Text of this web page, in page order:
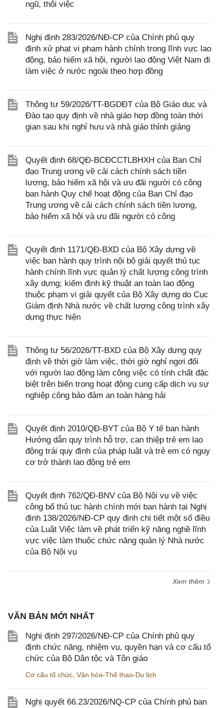
ngũ, thôi việc
Nghị định 283/2026/NĐ-CP của Chính phủ quy
định xử phạt vi phạm hành chính trong lĩnh vực lao
động, bảo hiểm xã hội, người lao động Việt Nam đi
làm việc ở nước ngoài theo hợp đồng
Thông tư 59/2026/TT-BGDĐT của Bộ Giáo dục và
Đào tạo quy định về nhà giáo hợp đồng toàn thời
gian sau khi nghỉ hưu và nhà giáo thỉnh giảng
Quyết định 68/QĐ-BCĐCCTLBHXH của Ban Chỉ
đạo Trung ương về cải cách chính sách tiền
lương, bảo hiểm xã hội và ưu đãi người có công
ban hành Quy chế hoạt động của Ban Chỉ đạo
Trung ương về cải cách chính sách tiền lương,
bảo hiểm xã hội và ưu đãi người có công
Quyết định 1171/QĐ-BXD của Bộ Xây dựng về
việc ban hành quy trình nội bộ giải quyết thủ tục
hành chính lĩnh vực quản lý chất lượng công trình
xây dựng; kiểm định kỹ thuật an toàn lao động
thuộc phạm vi giải quyết của Bộ Xây dựng do Cục
Giám định Nhà nước về chất lượng công trình xây
dựng thực hiện
Thông tư 56/2026/TT-BXD của Bộ Xây dựng quy
định về thời giờ làm việc, thời giờ nghỉ ngơi đối
với người lao động làm công việc có tính chất đặc
biệt trên biển trong hoạt động cung cấp dịch vụ sự
nghiệp công bảo đảm an toàn hàng hải
Quyết định 2010/QĐ-BYT của Bộ Y tế ban hành
Hướng dẫn quy trình hỗ trợ, can thiệp trẻ em lao
động trái quy định của pháp luật và trẻ em có nguy
cơ trở thành lao động trẻ em
Quyết định 762/QĐ-BNV của Bộ Nội vụ về việc
công bố thủ tục hành chính mới ban hành tại Nghị
định 138/2026/NĐ-CP quy định chi tiết một số điều
của Luật Việc làm về phát triển kỹ năng nghề lĩnh
vực việc làm thuộc chức năng quản lý Nhà nước
của Bộ Nội vụ
Xem thêm
VĂN BẢN MỚI NHẤT
Nghị định 297/2026/NĐ-CP của Chính phủ quy
định chức năng, nhiệm vụ, quyền hạn và cơ cấu tổ
chức của Bộ Dân tộc và Tôn giáo
Cơ cấu tổ chức Văn hóa-Thể thao-Du lịch
Nghị quyết 66.23/2026/NQ-CP của Chính phủ ban